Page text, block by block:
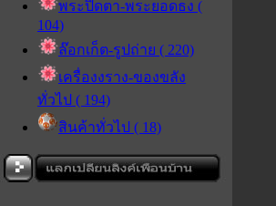
พระปิดตา-พระยอดธง (
104)
ล๊อกเก็ต-รูปถ่าย ( 220)
เครื่องงราง-ของขลัง
ทั่วไป ( 194)
สินค้าทั่วไป ( 18)